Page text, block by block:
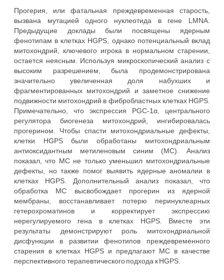
Прогерия, или фатальная преждевременная старость,
вызвана мутацией одного нуклеотида в гене LMNA.
Предыдущие доклады были посвящены ядерным
фенотипам в клетках HGPS, однако потенциальный вклад
митохондрий, ключевого игрока в нормальном старении,
остается неясным. Используя микроскопический анализ с
высоким разрешением, была продемонстрирована
значительно увеличенная доля набухших и
фрагментированных митохондрий и заметное снижение
подвижности митохондрий в фибробластных клетках HGPS.
Примечательно, что экспрессия PGC-1α, центрального
регулятора биогенеза митохондрий, ингибировалась
прогерином. Чтобы спасти митохондриальные дефекты,
клетки HGPS были обработаны митохондриальным
антиоксидантным метиленовым синим (MС). Анализ
показал, что МС не только уменьшил митохондриальные
дефекты, но также помог выявить ядерные аномалии в
клетках HGPS. Дополнительный анализ показал, что
обработка МС высвобождает прогерин из ядерной
мембраны, восстанавливает потерю перинуклеарных
гетерохроматинов и корректирует экспрессию
нерегулируемого гена в клетках HGPS. Вместе эти
результаты демонстрируют роль митохондриальной
дисфункции в развитии фенотипов преждевременного
старения в клетках HGPS и предлагают МС в качестве
перспективного терапевтического подхода к HGPS.